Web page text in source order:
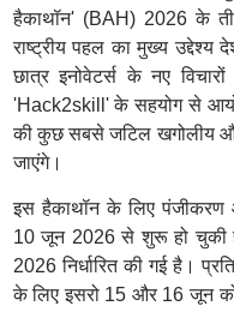
हैकाथॉन' (BAH) 2026 के
राष्ट्रीय पहल का मुख्य
छात्र इनोवेटर्स के नए
'Hack2skill' के सहयोग से
की कुछ सबसे जटिल खगोलीय
जाएंगे।
इस हैकाथॉन के लिए पंजीकरण
10 जून 2026 से शुरू हो चुकी
2026 निर्धारित की गई है।
के लिए इसरो 15 और 16 जून